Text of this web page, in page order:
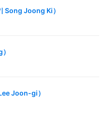
Song Joong Ki）
Joon-gi）